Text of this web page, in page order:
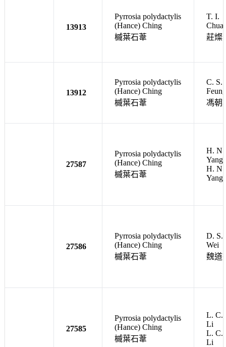
13913
Pyrrosia polydactylis
(Hance) Ching
槭葉石葦
T. I.
莊燦
13912
Pyrrosia polydactylis
(Hance) Ching
槭葉石葦
C. S.
Feung
馮朝
27587
Pyrrosia polydactylis
(Hance) Ching
槭葉石葦
H. N.
Yang
H. N.
Yang
27586
Pyrrosia polydactylis
(Hance) Ching
槭葉石葦
D. S.
Wei
魏道
27585
Pyrrosia polydactylis
(Hance) Ching
槭葉石葦
L. C.
Li
L. C.
Li